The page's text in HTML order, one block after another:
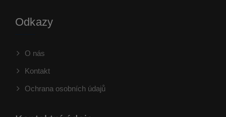
Odkazy
O nás
Kontakt
Ochrana osobních údajů